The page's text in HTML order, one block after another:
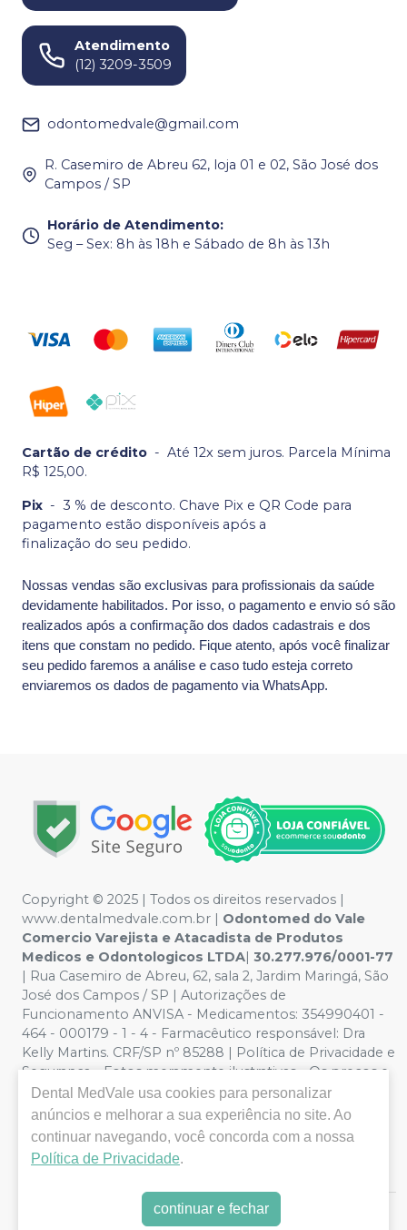
Atendimento
(12) 3209-3509
odontomedvale@gmail.com
R. Casemiro de Abreu 62, loja 01 e 02, São José dos
Campos / SP
Horário de Atendimento:
Seg – Sex: 8h às 18h e Sábado de 8h às 13h
Cartão de crédito - Até 12x sem juros. Parcela Mínima
R$ 125,00.
Pix - 3 % de desconto. Chave Pix e QR Code para
pagamento estão disponíveis após a
finalização do seu pedido.
Nossas vendas são exclusivas para profissionais da saúde
devidamente habilitados. Por isso, o pagamento e envio só são
realizados após a confirmação dos dados cadastrais e dos
itens que constam no pedido. Fique atento, após você finalizar
seu pedido faremos a análise e caso tudo esteja correto
enviaremos os dados de pagamento via WhatsApp.
Copyright © 2025 | Todos os direitos reservados |
www.dentalmedvale.com.br | Odontomed do Vale
Comercio Varejista e Atacadista de Produtos
Medicos e Odontologicos LTDA| 30.277.976/0001-77
| Rua Casemiro de Abreu, 62, sala 2, Jardim Maringá, São
José dos Campos / SP | Autorizações de
Funcionamento ANVISA - Medicamentos: 354990401 -
464 - 000179 - 1 - 4 - Farmacêutico responsável: Dra
Kelly Martins. CRF/SP nº 85288 | Política de Privacidade e
Segurança - Fotos meramente ilustrativas - Os preços e
condições da loja virtual estão sujeitos a alterações. Em
caso de divergência de preços no site, o valor válido é o
do Carrinho de Compra. Não vendemos por atacado,
por isso nos reservamos o direito de não atender
compras de grandes volumes pelo site.
E-commerce produzido porSou Odonto Ecommerce
Dental MedVale usa cookies para personalizar
anúncios e melhorar a sua experiência no site. Ao
continuar navegando, você concorda com a nossa
Política de Privacidade.
continuar e fechar